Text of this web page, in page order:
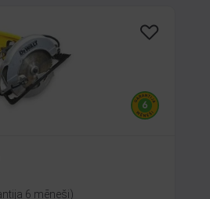
6 mēneši)